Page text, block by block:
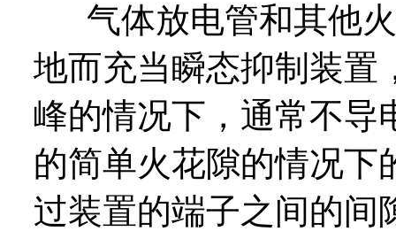
气体放电管和其他火
地而充当瞬态抑制装置
峰的情况下，通常不导
的简单火花隙的情况下
过装置的端子之间的间